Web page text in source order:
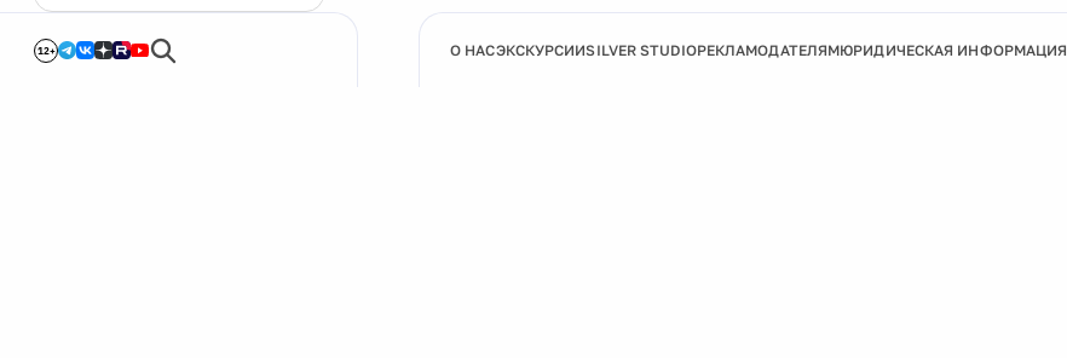
12+ О НАСЭКСКУРСИИSILVER STUDIOРЕКЛАМОДАТЕЛЯМЮРИДИЧЕСКАЯ ИНФОРМАЦИЯ